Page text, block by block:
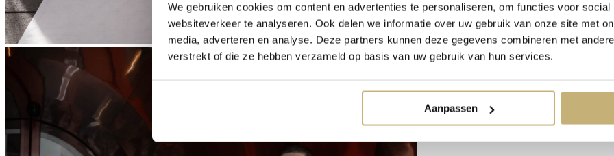
We gebruiken cookies om content en advertenties te personaliseren, om functies voor
websiteverkeer te analyseren. Ook delen we informatie over uw gebruik van onze site met
media, adverteren en analyse. Deze partners kunnen deze gegevens combineren met
verstrekt of die ze hebben verzameld op basis van uw gebruik van hun services.
Aanpassen